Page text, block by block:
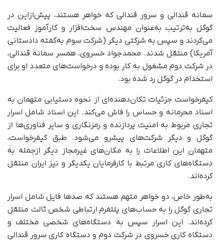
سمانه قندالی و سرور قندالی که خواهر هستند، پیش‌از‌این در
گوگل به‌ترتیب به‌عنوان مهندس سخت‌افزار و کارآموز فعالیت
می‌کردند و سپس به شرکتی دیگر (شرکت سوم به‌گفته دادستانی
آمریکا) منتقل شدند. محمدجواد خسروی، همسر سمانه قندالی،
در شرکت دوم مشغول به کار بوده و درخواست‌های متعدد او برای
استخدام در گوگل رد شده بود.
کیفرخواست جزئیات تکان‌دهنده‌ای از نحوه دستیابی متهمان به
اسناد محرمانه و حساس را فاش می‌کند. این اسناد شامل اسرار
تجاری مربوط به امنیت پردازنده و رمزنگاری و سایر فناوری‌ها از
گوگل و دیگر شرکت‌های پیشرو می‌شود. طبق کیفرخواست،
متهمان این اطلاعات را به مکان‌های غیرمجاز دیگر از‌جمله به
دستگاه‌های کاری مرتبط با کارفرمایان یکدیگر و نیز ایران منتقل
کرده‌اند.
به‌طور خاص، دو خواهر متهم هستند که صدها فایل شامل اسرار
تجاری گوگل را به حساب‌های پلتفرم ارتباطی شخص ثالث منتقل
کرده‌اند. این اسرار سپس به دستگاه‌های شخصی مختلف و
دستگاه کاری خسروی در شرکت دوم و دستگاه کاری سرور قندالی